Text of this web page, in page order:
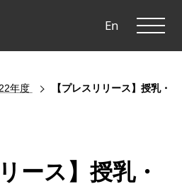
En
年度 【プレスリリース】授乳・
ース】授乳・